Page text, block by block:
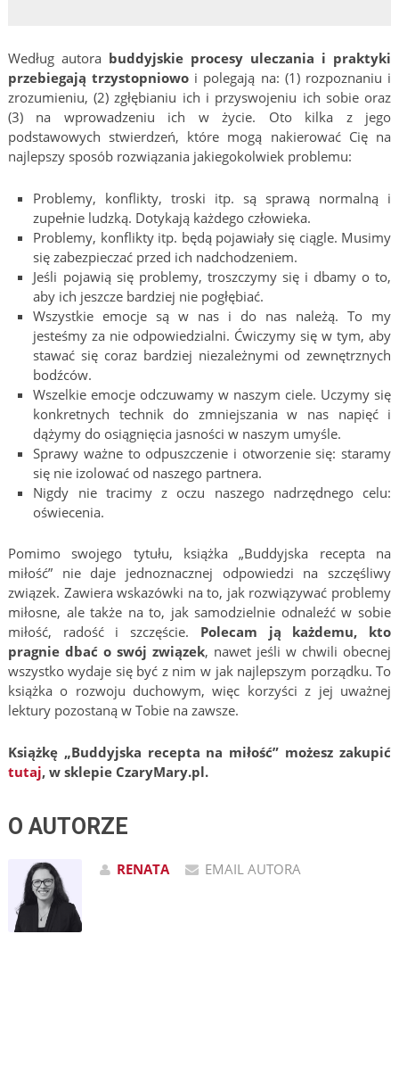
Według autora buddyjskie procesy uleczania i praktyki
przebiegają trzystopniowo i polegają na: (1) rozpoznaniu i
zrozumieniu, (2) zgłębianiu ich i przyswojeniu ich sobie oraz
(3) na wprowadzeniu ich w życie. Oto kilka z jego
podstawowych stwierdzeń, które mogą nakierować Cię na
najlepszy sposób rozwiązania jakiegokolwiek problemu:
Problemy, konflikty, troski itp. są sprawą normalną i
zupełnie ludzką. Dotykają każdego człowieka.
Problemy, konflikty itp. będą pojawiały się ciągle. Musimy
się zabezpieczać przed ich nadchodzeniem.
Jeśli pojawią się problemy, troszczymy się i dbamy o to,
aby ich jeszcze bardziej nie pogłębiać.
Wszystkie emocje są w nas i do nas należą. To my
jesteśmy za nie odpowiedzialni. Ćwiczymy się w tym, aby
stawać się coraz bardziej niezależnymi od zewnętrznych
bodźców.
Wszelkie emocje odczuwamy w naszym ciele. Uczymy się
konkretnych technik do zmniejszania w nas napięć i
dążymy do osiągnięcia jasności w naszym umyśle.
Sprawy ważne to odpuszczenie i otworzenie się: staramy
się nie izolować od naszego partnera.
Nigdy nie tracimy z oczu naszego nadrzędnego celu:
oświecenia.
Pomimo swojego tytułu, książka „Buddyjska recepta na
miłość” nie daje jednoznacznej odpowiedzi na szczęśliwy
związek. Zawiera wskazówki na to, jak rozwiązywać problemy
miłosne, ale także na to, jak samodzielnie odnaleźć w sobie
miłość, radość i szczęście. Polecam ją każdemu, kto
pragnie dbać o swój związek, nawet jeśli w chwili obecnej
wszystko wydaje się być z nim w jak najlepszym porządku. To
książka o rozwoju duchowym, więc korzyści z jej uważnej
lektury pozostaną w Tobie na zawsze.
Książkę „Buddyjska recepta na miłość” możesz zakupić
tutaj, w sklepie CzaryMary.pl.
O AUTORZE
RENATA EMAIL AUTORA